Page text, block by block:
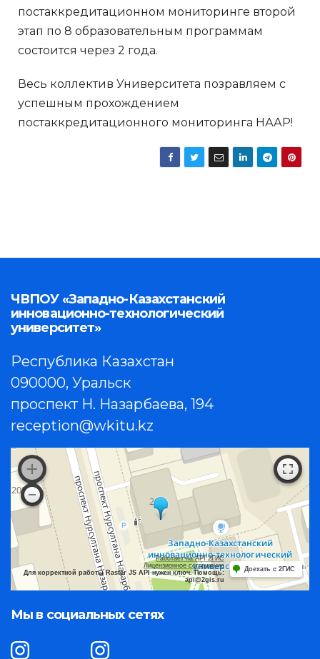
постаккредитационном мониторинге второй
этап по 8 образовательным программам
состоится через 2 года.
Весь коллектив Университета позравляем с
успешным прохождением
постаккредитационного мониторинга НААР!
ЧВПОУ «Западно-Казахстанский
инновационно-технологический
университет»
Республика Казахстан
090000, Уральск
проспект Н. Назарбаева, 194
reception@wkitu.kz
Работает на API 2ГИС
Лицензионное соглашение
Для корректной работы Raster JS API нужен ключ. Помощь:
api@2gis.ru
Доехать с 2ГИС
Мы в социальных сетях